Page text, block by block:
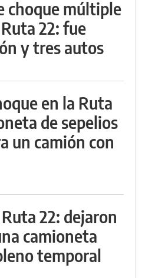
choque múltiple
22: fue
y tres autos
en la Ruta
de sepelios
un camión con
22: dejaron
camioneta
temporal